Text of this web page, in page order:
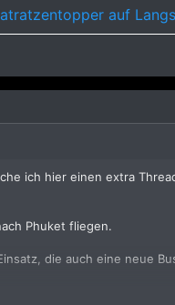
auf
ich hier einen extra
Phuket fliegen.
die auch eine neue